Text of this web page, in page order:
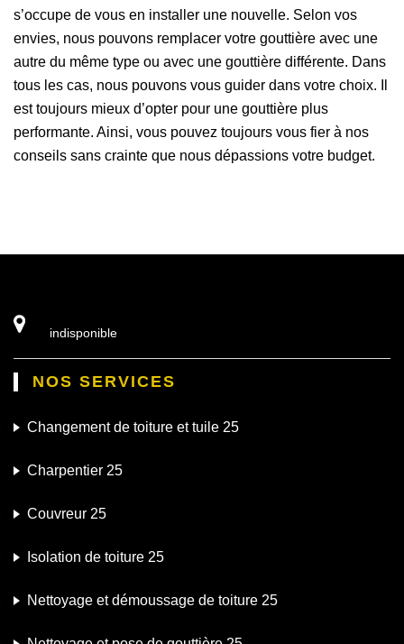
s’occupe de vous en installer une nouvelle. Selon vos
envies, nous pouvons remplacer votre gouttière avec une
autre du même type ou avec une gouttière différente. Dans
tous les cas, nous pouvons vous guider dans votre choix. Il
est toujours mieux d’opter pour une gouttière plus
performante. Ainsi, vous pouvez toujours vous fier à nos
conseils sans crainte que nous dépassions votre budget.
indisponible
NOS SERVICES
Changement de toiture et tuile 25
Charpentier 25
Couvreur 25
Isolation de toiture 25
Nettoyage et démoussage de toiture 25